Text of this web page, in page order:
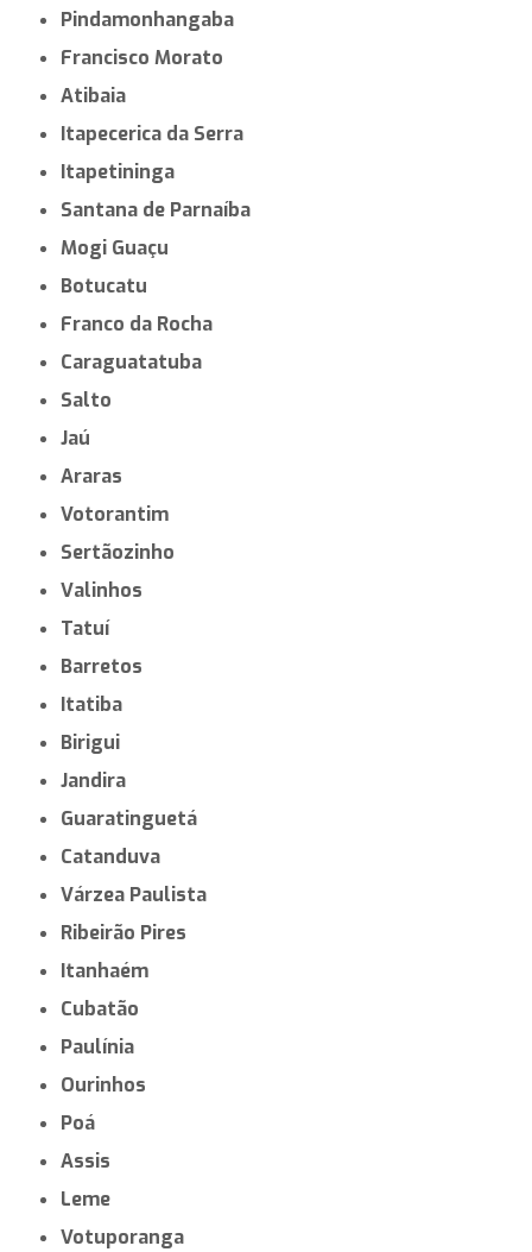
Pindamonhangaba
Francisco Morato
Atibaia
Itapecerica da Serra
Itapetininga
Santana de Parnaíba
Mogi Guaçu
Botucatu
Franco da Rocha
Caraguatatuba
Salto
Jaú
Araras
Votorantim
Sertãozinho
Valinhos
Tatuí
Barretos
Itatiba
Birigui
Jandira
Guaratinguetá
Catanduva
Várzea Paulista
Ribeirão Pires
Itanhaém
Cubatão
Paulínia
Ourinhos
Poá
Assis
Leme
Votuporanga